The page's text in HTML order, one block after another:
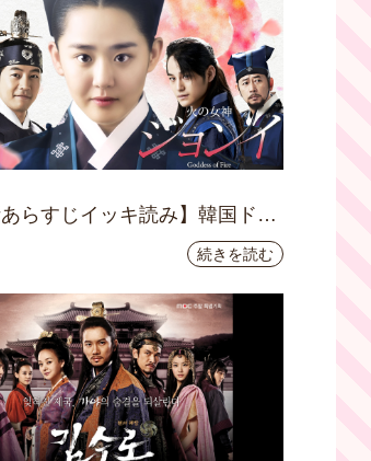
あらすじイッキ読み】韓国ドラ
女神 ジョンイ』｜テレビ大阪
木）朝8時放送スタート続きを読む